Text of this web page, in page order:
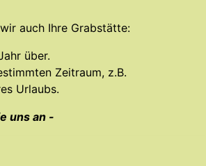
auch Ihre Grabstätte:
über.
Zeitraum, z.B.
Urlaubs.
uns an -